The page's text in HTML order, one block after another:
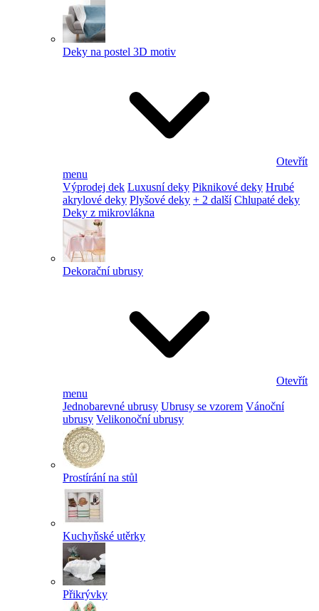
Deky na postel 3D motiv
Otevřít
menu
Výprodej dek Luxusní deky Piknikové deky Hrubé
akrylové deky Plyšové deky + 2 další Chlupaté deky
Deky z mikrovlákna
Dekorační ubrusy
Otevřít
menu
Jednobarevné ubrusy Ubrusy se vzorem Vánoční
ubrusy Velikonoční ubrusy
Prostírání na stůl
Kuchyňské utěrky
Přikrývky